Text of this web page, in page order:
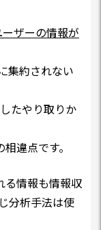
ザーの情報が
集約されない
たやり取りか
違点です。
情報も情報収
分析手法は使